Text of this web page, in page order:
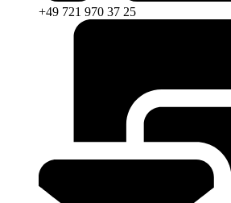
+49 721 970 37 25